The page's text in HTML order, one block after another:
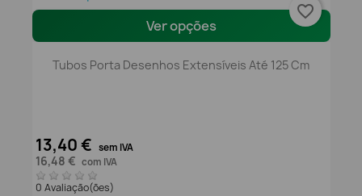
Ver opções
Tubos Porta Desenhos Extensíveis Até 125 Cm
13,40 € sem IVA
16,48 € com IVA
0 Avaliação(ões)
favorite_border